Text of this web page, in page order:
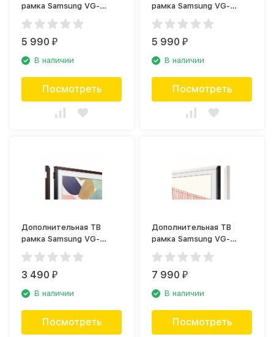
рамка Samsung VG-
SCFA55WTC объемная /
белая (2021)
5 990₽
В наличии
Посмотреть
рамка Samsung VG-
SCFA55TKB древесная
(2021)
5 990₽
В наличии
Посмотреть
Дополнительная ТВ
рамка Samsung VG-
SCFT32BW коричневая
(2020)
3 490₽
В наличии
Посмотреть
Дополнительная ТВ
рамка Samsung VG-
SCFA75WTB белая
(2021)
7 990₽
В наличии
Посмотреть